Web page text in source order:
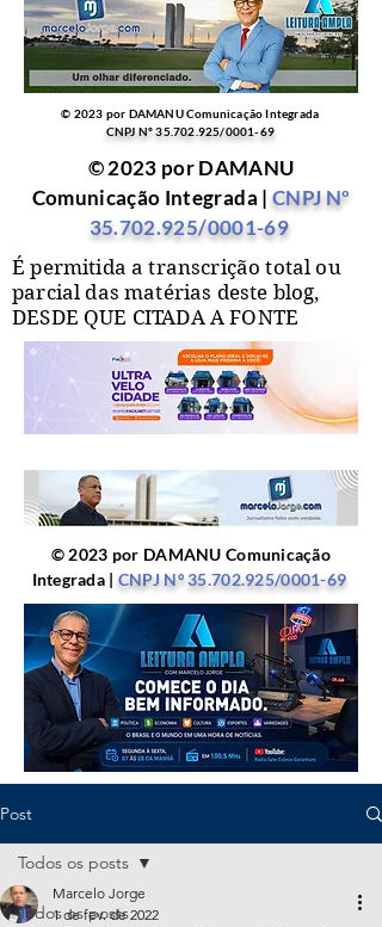
© 2023 por DAMANU Comunicação Integrada
CNPJ Nº35.702.925/0001-69
© 2023 por DAMANU
Comunicação Integrada | CNPJ Nº
35.702.925/0001-69
É permitida a transcrição total ou
parcial das matérias deste blog,
DESDE QUE CITADA A FONTE
© 2023 por DAMANU Comunicação
Integrada | CNPJ Nº35.702.925/0001-69
Post
Todos os posts
Todos os posts
Marcelo Jorge
1 de fev. de 2022